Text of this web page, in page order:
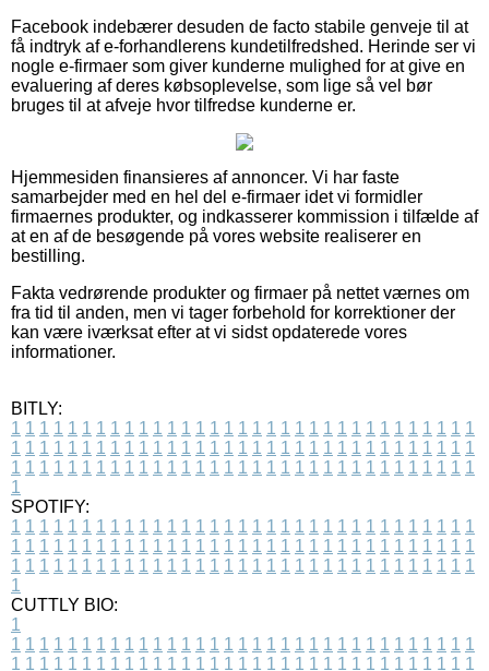
Facebook indebærer desuden de facto stabile genveje til at
få indtryk af e-forhandlerens kundetilfredshed. Herinde ser vi
nogle e-firmaer som giver kunderne mulighed for at give en
evaluering af deres købsoplevelse, som lige så vel bør
bruges til at afveje hvor tilfredse kunderne er.
Hjemmesiden finansieres af annoncer. Vi har faste
samarbejder med en hel del e-firmaer idet vi formidler
firmaernes produkter, og indkasserer kommission i tilfælde af
at en af de besøgende på vores website realiserer en
bestilling.
Fakta vedrørende produkter og firmaer på nettet værnes om
fra tid til anden, men vi tager forbehold for korrektioner der
kan være iværksat efter at vi sidst opdaterede vores
informationer.
BITLY:
1 1 1 1 1 1 1 1 1 1 1 1 1 1 1 1 1 1 1 1 1 1 1 1 1 1 1 1 1 1 1 1 1
1 1 1 1 1 1 1 1 1 1 1 1 1 1 1 1 1 1 1 1 1 1 1 1 1 1 1 1 1 1 1 1 1
1 1 1 1 1 1 1 1 1 1 1 1 1 1 1 1 1 1 1 1 1 1 1 1 1 1 1 1 1 1 1 1 1
1
SPOTIFY:
1 1 1 1 1 1 1 1 1 1 1 1 1 1 1 1 1 1 1 1 1 1 1 1 1 1 1 1 1 1 1 1 1
1 1 1 1 1 1 1 1 1 1 1 1 1 1 1 1 1 1 1 1 1 1 1 1 1 1 1 1 1 1 1 1 1
1 1 1 1 1 1 1 1 1 1 1 1 1 1 1 1 1 1 1 1 1 1 1 1 1 1 1 1 1 1 1 1 1
1
CUTTLY BIO:
1
1 1 1 1 1 1 1 1 1 1 1 1 1 1 1 1 1 1 1 1 1 1 1 1 1 1 1 1 1 1 1 1 1
1 1 1 1 1 1 1 1 1 1 1 1 1 1 1 1 1 1 1 1 1 1 1 1 1 1 1 1 1 1 1 1 1